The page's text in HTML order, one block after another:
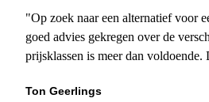
"Op zoek naar een alternatief voor
goed advies gekregen over de
prijsklassen is meer dan
Ton Geerlings